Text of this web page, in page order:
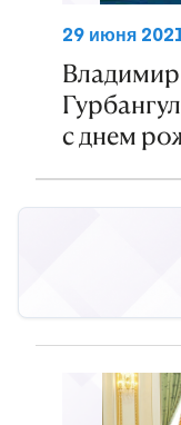
29 июня
с днем